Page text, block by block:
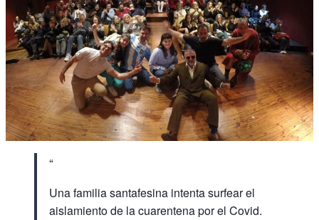
Una familia santafesina intenta surfear el
aislamiento de la cuarentena por el Covid.